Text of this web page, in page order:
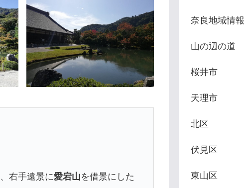
、右手遠景に愛宕山を借景にした
奈良地域情報
山の辺の道
桜井市
天理市
北区
伏見区
東山区